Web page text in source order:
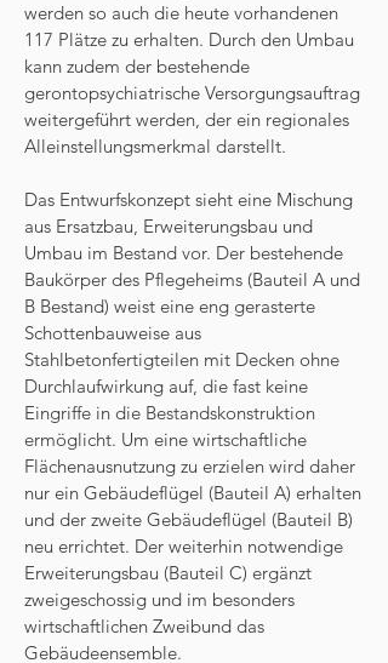
werden so auch die heute vorhandenen
117 Plätze zu erhalten. Durch den Umbau
kann zudem der bestehende
gerontopsychiatrische Versorgungsauftrag
weitergeführt werden, der ein regionales
Alleinstellungsmerkmal darstellt.
Das Entwurfskonzept sieht eine Mischung
aus Ersatzbau, Erweiterungsbau und
Umbau im Bestand vor. Der bestehende
Baukörper des Pflegeheims (Bauteil A und
B Bestand) weist eine eng gerasterte
Schottenbauweise aus
Stahlbetonfertigteilen mit Decken ohne
Durchlaufwirkung auf, die fast keine
Eingriffe in die Bestandskonstruktion
ermöglicht. Um eine wirtschaftliche
Flächenausnutzung zu erzielen wird daher
nur ein Gebäudeflügel (Bauteil A) erhalten
und der zweite Gebäudeflügel (Bauteil B)
neu errichtet. Der weiterhin notwendige
Erweiterungsbau (Bauteil C) ergänzt
zweigeschossig und im besonders
wirtschaftlichen Zweibund das
Gebäudeensemble.